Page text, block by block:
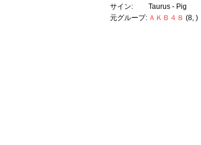
サイン:
Taurus - Pig
元グループ: ＡＫＢ４８ (8, )